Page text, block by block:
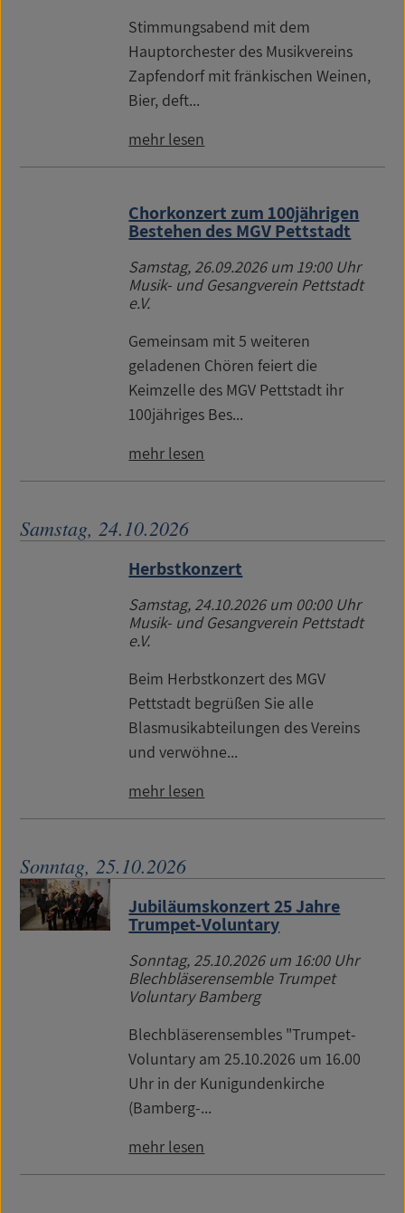
Stimmungsabend mit dem
Hauptorchester des Musikvereins
Zapfendorf mit fränkischen Weinen,
Bier, deft...
mehr lesen
Chorkonzert zum 100jährigen
Bestehen des MGV Pettstadt
Samstag, 26.09.2026um 19:00 Uhr
Musik- und Gesangverein Pettstadt
e.V.
Gemeinsam mit 5 weiteren
geladenen Chören feiert die
Keimzelle des MGV Pettstadt ihr
100jähriges Bes...
mehr lesen
Samstag, 24.10.2026
Herbstkonzert
Samstag, 24.10.2026um 00:00 Uhr
Musik- und Gesangverein Pettstadt
e.V.
Beim Herbstkonzert des MGV
Pettstadt begrüßen Sie alle
Blasmusikabteilungen des Vereins
und verwöhne...
mehr lesen
Sonntag, 25.10.2026
Jubiläumskonzert 25 Jahre
Trumpet-Voluntary
Sonntag, 25.10.2026um 16:00 Uhr
Blechbläserensemble Trumpet
Voluntary Bamberg
Blechbläserensembles "Trumpet-
Voluntary am 25.10.2026 um 16.00
Uhr in der Kunigundenkirche
(Bamberg-...
mehr lesen